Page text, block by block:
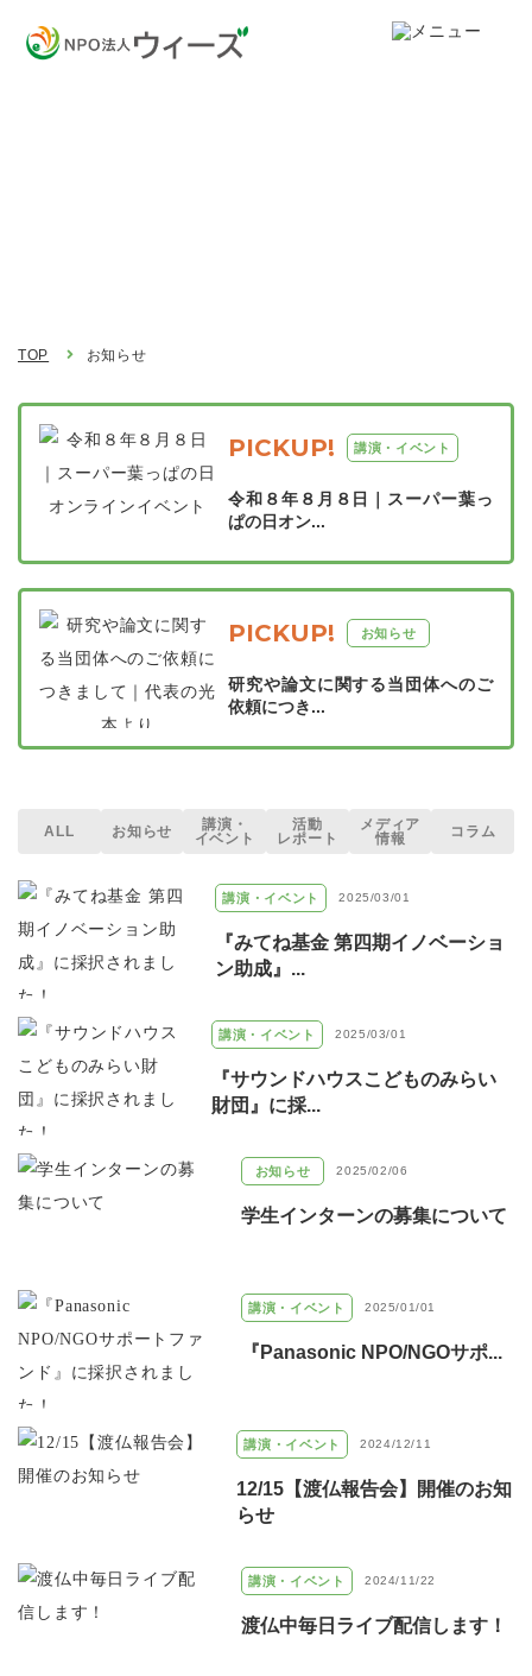
TOP お知らせ
PICKUP! 講演・イベント
令和８年８月８日｜スーパー葉っ
ぱの日オン...
PICKUP! お知らせ
研究や論文に関する当団体へのご
依頼につき...
ALL お知らせ
講演・
イベント
活動
レポート
メディア
情報
コラム
講演・イベント 2025/03/01
『みてね基金 第四期イノベーショ
ン助成』...
講演・イベント 2025/03/01
『サウンドハウスこどものみらい
財団』に採...
お知らせ 2025/02/06
学生インターンの募集について
講演・イベント 2025/01/01
『Panasonic NPO/NGOサポ...
講演・イベント 2024/12/11
12/15【渡仏報告会】開催のお知
らせ
講演・イベント 2024/11/22
渡仏中毎日ライブ配信します！